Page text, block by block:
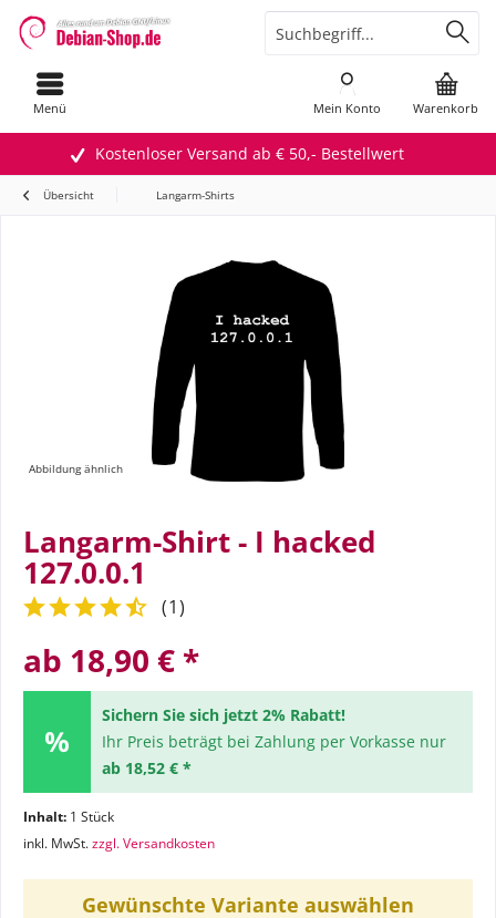
Kostenloser Versand ab € 50,- Bestellwert
Menü Warenkorb
Mein Konto
Übersicht Langarm-Shirts
Abbildung ähnlich
Langarm-Shirt - I hacked
127.0.0.1
(1)
ab 18,90 € *
Sichern Sie sich jetzt 2% Rabatt!
Ihr Preis beträgt bei Zahlung per Vorkasse nur
ab 18,52 € *
Inhalt: 1 Stück
inkl. MwSt.zzgl. Versandkosten
Gewünschte Variante auswählen